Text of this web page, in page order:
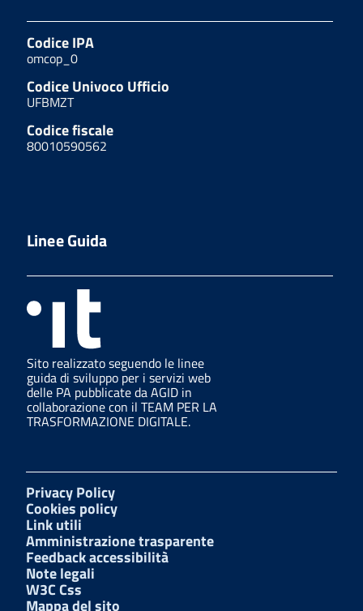
Codice IPA
omcop_0
Codice Univoco Ufficio
UFBMZT
Codice fiscale
80010590562
Linee Guida
Sito realizzato seguendo le linee
guida di sviluppo per i servizi web
delle PA pubblicate da AGID in
collaborazione con il TEAM PER LA
TRASFORMAZIONE DIGITALE.
Privacy Policy
Cookies policy
Link utili
Amministrazione trasparente
Feedback accessibilità
Note legali
W3C Css
Mappa del sito